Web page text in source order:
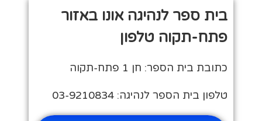
בית ספר לנהיגה אונו באזור
פתח-תקוה טלפון
כתובת בית הספר: חן 1 פתח-תקוה
טלפון בית הספר לנהיגה: 03-9210834